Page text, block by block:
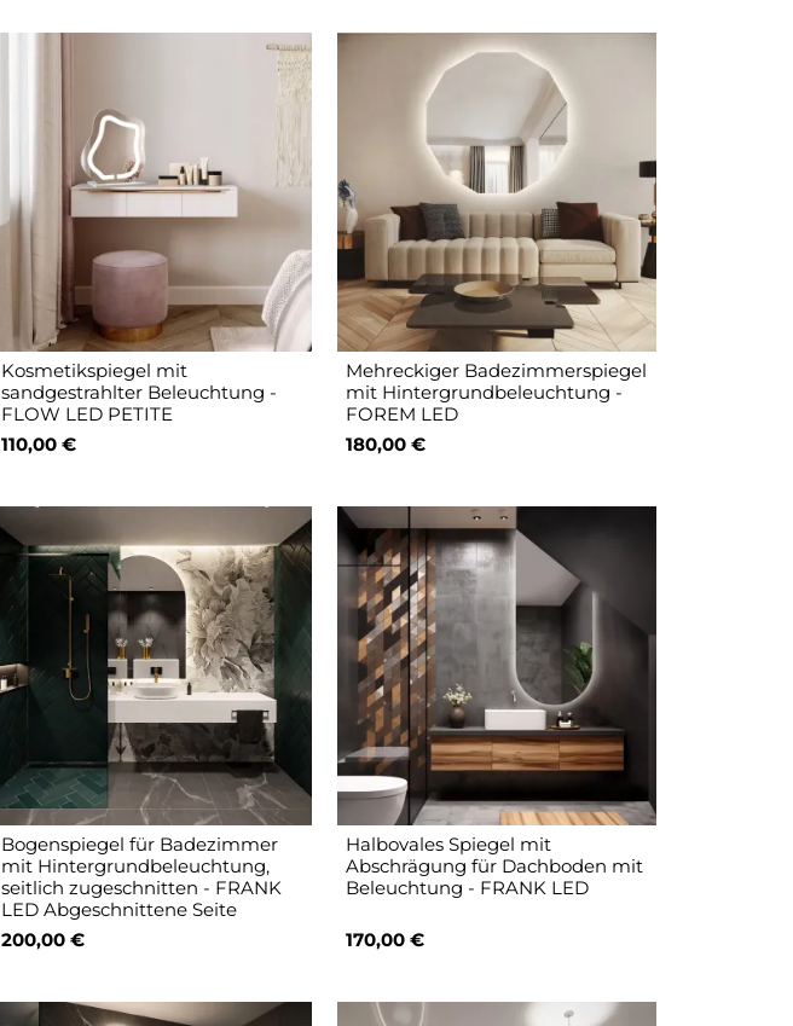
Kosmetikspiegel mit
sandgestrahlter Beleuchtung -
FLOW LED PETITE
110,00 €
Mehreckiger Badezimmerspiegel
mit Hintergrundbeleuchtung -
FOREM LED
180,00 €
Bogenspiegel für Badezimmer
mit Hintergrundbeleuchtung,
seitlich zugeschnitten - FRANK
LED Abgeschnittene Seite
200,00 €
Halbovales Spiegel mit
Abschrägung für Dachboden mit
Beleuchtung - FRANK LED
170,00 €